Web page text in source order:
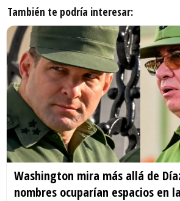
También te podría interesar:
Washington mira más allá de
nombres ocuparían espacios en